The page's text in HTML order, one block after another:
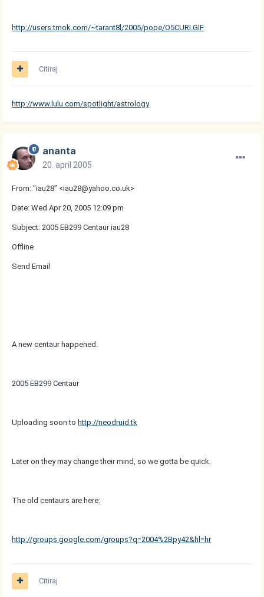
http://users.tmok.com/~tarant8l/2005/pope/O5CURI.GIF
Citiraj
http://www.lulu.com/spotlight/astrology
ananta
20. april 2005
From: "iau28" <iau28@yahoo.co.uk>
Date: Wed Apr 20, 2005 12:09 pm
Subject: 2005 EB299 Centaur iau28
Offline
Send Email
A new centaur happened.
2005 EB299 Centaur
Uploading soon to http://neodruid.tk
Later on they may change their mind, so we gotta be quick.
The old centaurs are here:
http://groups.google.com/groups?q=2004%2Bpy42&hl=hr
Citiraj